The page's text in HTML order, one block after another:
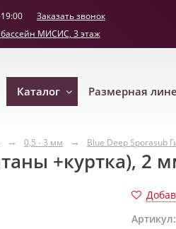
Заказать звонок
бассейн МИСИС, 3 этаж
Каталог Размерная
0,5 - 3 мм Blue Deep Sporasub
+куртка), 2
Артикул: